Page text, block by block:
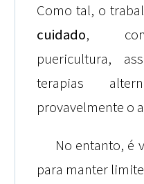
Como tal, o
cuidado,
puericultura,
terapias
provavelmente o
No entanto, é
para manter